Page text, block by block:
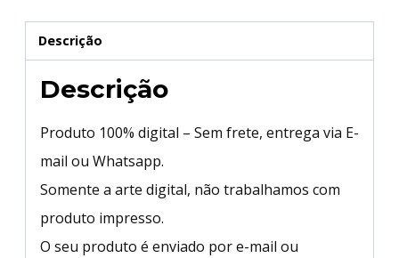
Descrição
Descrição
Produto 100% digital – Sem frete, entrega via E-
mail ou Whatsapp.
Somente a arte digital, não trabalhamos com
produto impresso.
O seu produto é enviado por e-mail ou